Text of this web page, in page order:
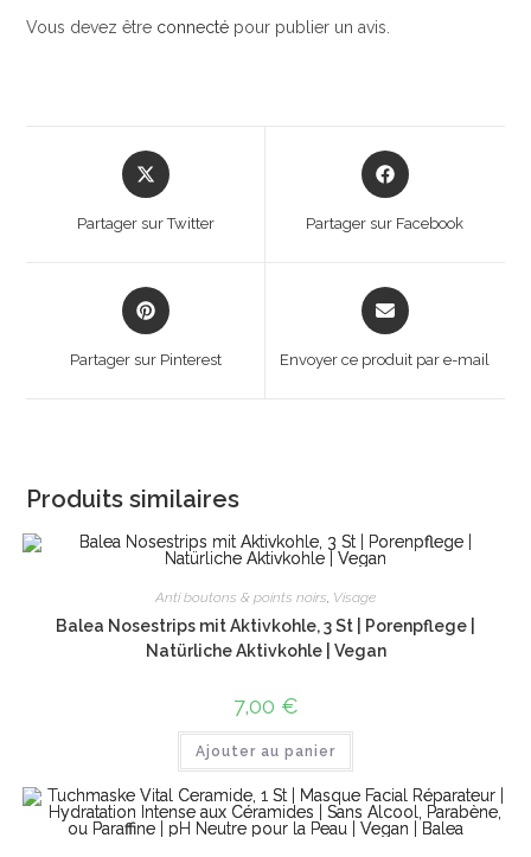
Vous devez être connecté pour publier un avis.
Opens
in
new
Partager sur Twitter
Opens
in
Partager sur Facebook
Opens
in
Partager sur Pinterest
Opens
in
new
Envoyer ce produit par e-mail
Produits similaires
Anti boutons & points noirs, Visage
Balea Nosestrips mit Aktivkohle, 3 St | Porenpflege |
Natürliche Aktivkohle | Vegan
7,00 €
Ajouter au panier